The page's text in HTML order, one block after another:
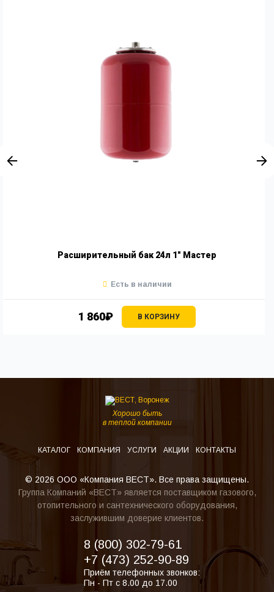
Расширительный бак 24л 1" Мастер
1 860₽ В КОРЗИНУ
Есть в наличии
Хорошо быть
в теплой компании
КАТАЛОГ КОМПАНИЯ УСЛУГИ АКЦИИ КОНТАКТЫ
© 2026 ООО «Компания ВЕСТ». Все права защищены.
Группа Компаний «ВЕСТ» является поставщиком газового,
отопительного и сантехнического оборудования,
заслужившим доверие клиентов.
8 (800) 302-79-61
+7 (473) 252-90-89
Приём телефонных звонков:
Пн - Пт с 8.00 до 17.00